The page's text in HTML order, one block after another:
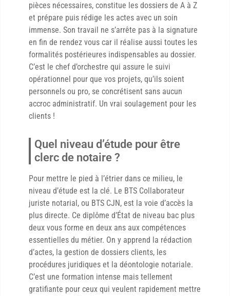
pièces nécessaires, constitue les dossiers de A à Z
et prépare puis rédige les actes avec un soin
immense. Son travail ne s’arrête pas à la signature
en fin de rendez vous car il réalise aussi toutes les
formalités postérieures indispensables au dossier.
C’est le chef d’orchestre qui assure le suivi
opérationnel pour que vos projets, qu’ils soient
personnels ou pro, se concrétisent sans aucun
accroc administratif. Un vrai soulagement pour les
clients !
Quel niveau d’étude pour être
clerc de notaire ?
Pour mettre le pied à l’étrier dans ce milieu, le
niveau d’étude est la clé. Le BTS Collaborateur
juriste notarial, ou BTS CJN, est la voie d’accès la
plus directe. Ce diplôme d’État de niveau bac plus
deux vous forme en deux ans aux compétences
essentielles du métier. On y apprend la rédaction
d’actes, la gestion de dossiers clients, les
procédures juridiques et la déontologie notariale.
C’est une formation intense mais tellement
gratifiante pour ceux qui veulent rapidement mettre